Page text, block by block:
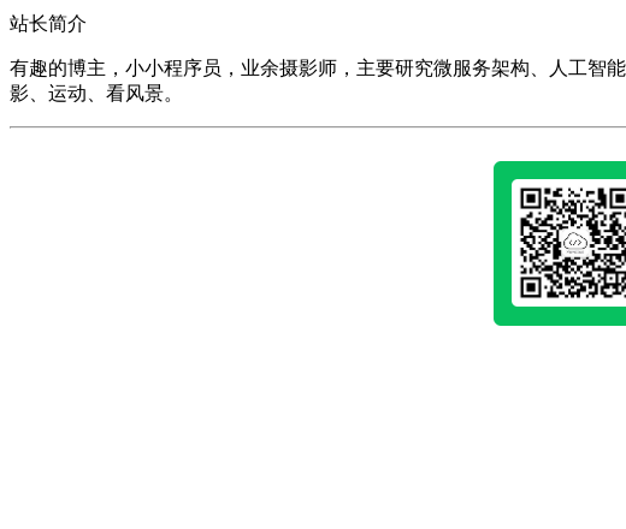
站长简介
有趣的博主，小小程序员，业余摄影师，主要研究微服务架构、人工智
影、运动、看风景。